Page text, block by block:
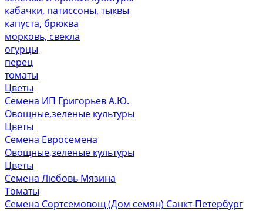
кабачки, патиссоны, тыквы
капуста, брюква
морковь, свекла
огурцы
перец
томаты
Цветы
Семена ИП Григорьев А.Ю.
Овощные,зеленые культуры
Цветы
Семена Евросемена
Овощные,зеленые культуры
Цветы
Семена Любовь Мязина
Томаты
Семена Сортсемовощ (Дом семян) Санкт-Петербург